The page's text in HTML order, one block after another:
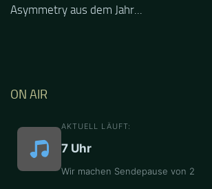
Asymmetry aus dem Jahr...
ON AIR
AKTUELL LÄUFT:
7 Uhr
Wir machen Sendepause von 2